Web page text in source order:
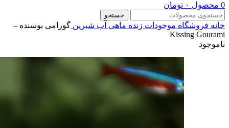
0 محصول ۰ تومان
جستجو
خانه فروشگاه موجودات زنده ماهی آب شیرین گورامی بوسنده –
Kissing Gourami
ناموجود